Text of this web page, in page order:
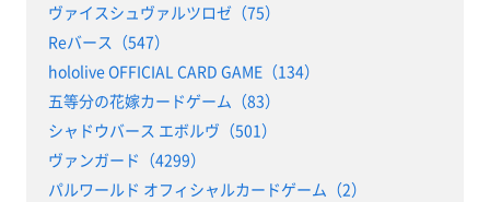
ヴァイスシュヴァルツロゼ（75）
Reバース（547）
hololive OFFICIAL CARD GAME（134）
五等分の花嫁カードゲーム（83）
シャドウバース エボルヴ（501）
ヴァンガード（4299）
パルワールド オフィシャルカードゲーム（2）